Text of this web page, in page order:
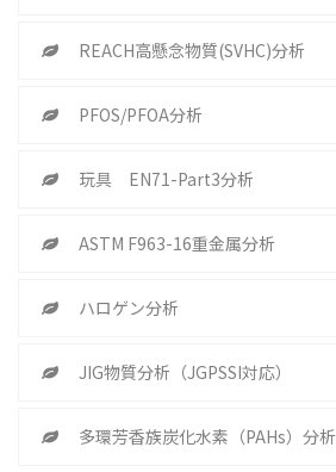
REACH高懸念物質(SVHC)分析
PFOS/PFOA分析
玩具 EN71-Part3分析
ASTM F963-16重金属分析
ハロゲン分析
JIG物質分析（JGPSSI対応）
多環芳香族炭化水素（PAHs）分析